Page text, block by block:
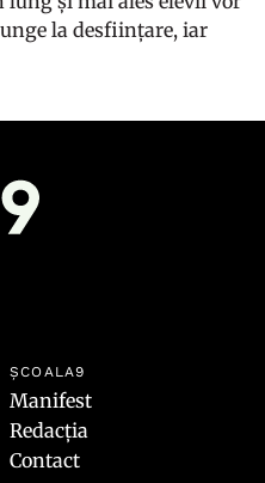
la desființare, iar
ȘCOALA9
Manifest
Redacția
Contact